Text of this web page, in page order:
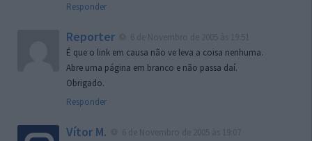
Responder
Reporter
É que o link em causa não ve leva a coisa nenhuma.
Abre uma página em branco e não passa daí.
Obrigado.
Responder
Vítor M.